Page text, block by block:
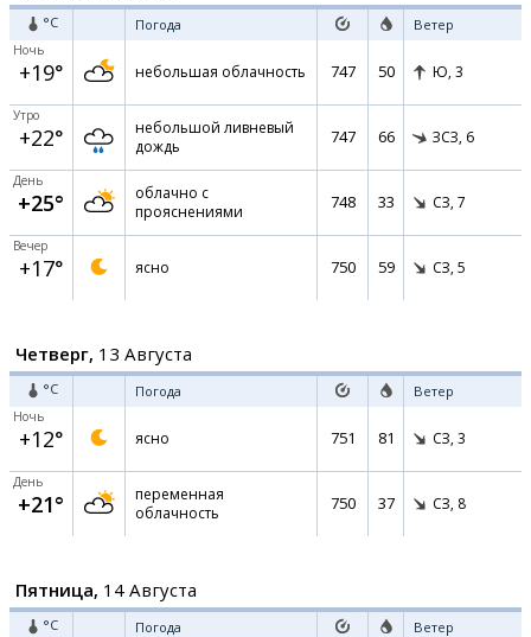
°C Погода Ветер
Ночь
+19° небольшая облачность 747 50 Ю, 3
Утро
+22°
небольшой ливневый
дождь
747 66 ЗСЗ, 6
День
+25°
облачно с
прояснениями
748 33 СЗ, 7
Вечер
+17° ясно 750 59 СЗ, 5
Четверг, 13 Августа
°C Погода Ветер
Ночь
+12° ясно 751 81 СЗ, 3
День
+21°
переменная
облачность
750 37 СЗ, 8
Пятница, 14 Августа
°C Погода Ветер